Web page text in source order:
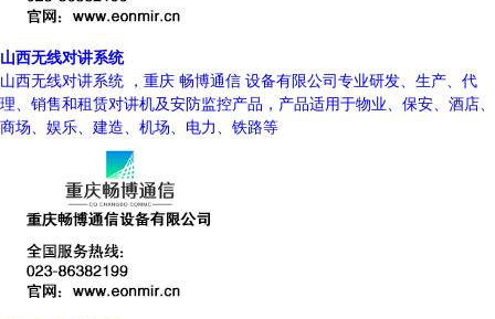
山西无线对讲系统
山西无线对讲系统 ，重庆 畅博通信 设备有限公司专业研发、生产、代
理、销售和租赁对讲机及安防监控产品，产品适用于物业、保安、酒店、
商场、娱乐、建造、机场、电力、铁路等